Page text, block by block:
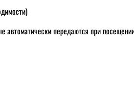
передаются при